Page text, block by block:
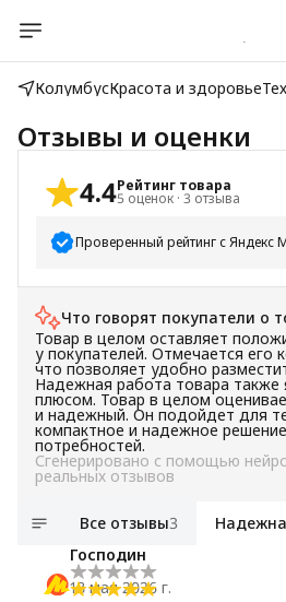
КолумбусКрасота и здоровье
Отзывы и оценки
4.4Рейтинг товара
5 оценок · 3 отзыва
Проверенный рейтинг с Яндекс
5 звёзд
4 звезды
3 звезды
2 звезды
1 звезда
Что говорят покупатели о
Товар в целом оставляет
у покупателей. Отмечается его
что позволяет удобно
Надежная работа товара также
плюсом. Товар в целом
и надежный. Он подойдет для
компактное и надежное
потребностей.
Сгенерировано с помощью
реальных отзывов
Все отзывы3
Господин
18 мая 2026 г.